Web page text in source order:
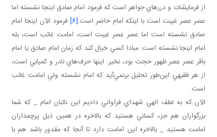
از فرمايشات و دررهاي جواهر است که فرمود امام صادق اينجا نشسته اما
عصر عصر غيبت است با اينکه امام حاضر است.[6]
فرمود الآن اينجا امام
صادق نشسته است اما عصر عصر غيبت است، امامت غائب است، بله
امام اينجا نشسته است. مبادا کسي خيال کند که زمان امام صادق يا امام
باقر عصر عصر ظهور حجت بود، نخير. اينها حرف‌هاي نادر و کميابي است،
از هر فقيهي اين‌طور تحليل برنمي‌آيد که امام نشسته ولي امامت غائب
است.
الآن که به لطف الهي شهداي فراواني داديم اين نائبان امام _ که شما
بزرگواران هم جزء کساني هستيد که بالاخره در همين ذيل پرچمداران
امامت هستيد _ بالاخره اين امامت دارد تا آنجا که مقدور باشد هم با